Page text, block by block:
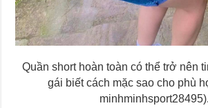
Quần short hoàn toàn có thể trở nên
gái biết cách mặc sao cho phù
minhminhsport28495).